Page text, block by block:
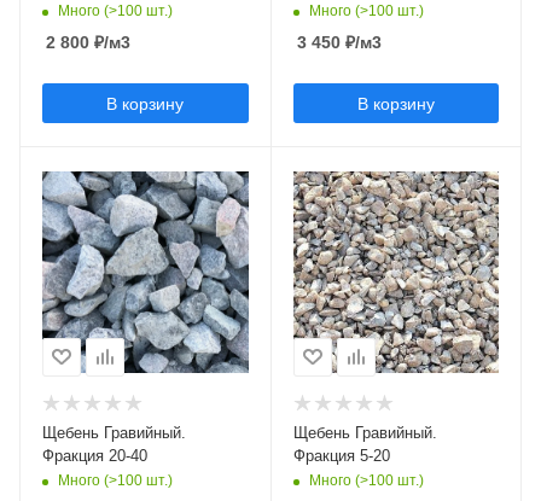
Много (>100 шт.)
2 800 ₽/м3
В корзину
Много (>100 шт.)
3 450₽/м3
В корзину
Щебень Гравийный.
Фракция 20-40
Много (>100 шт.)
Щебень Гравийный.
Фракция 5-20
Много (>100 шт.)